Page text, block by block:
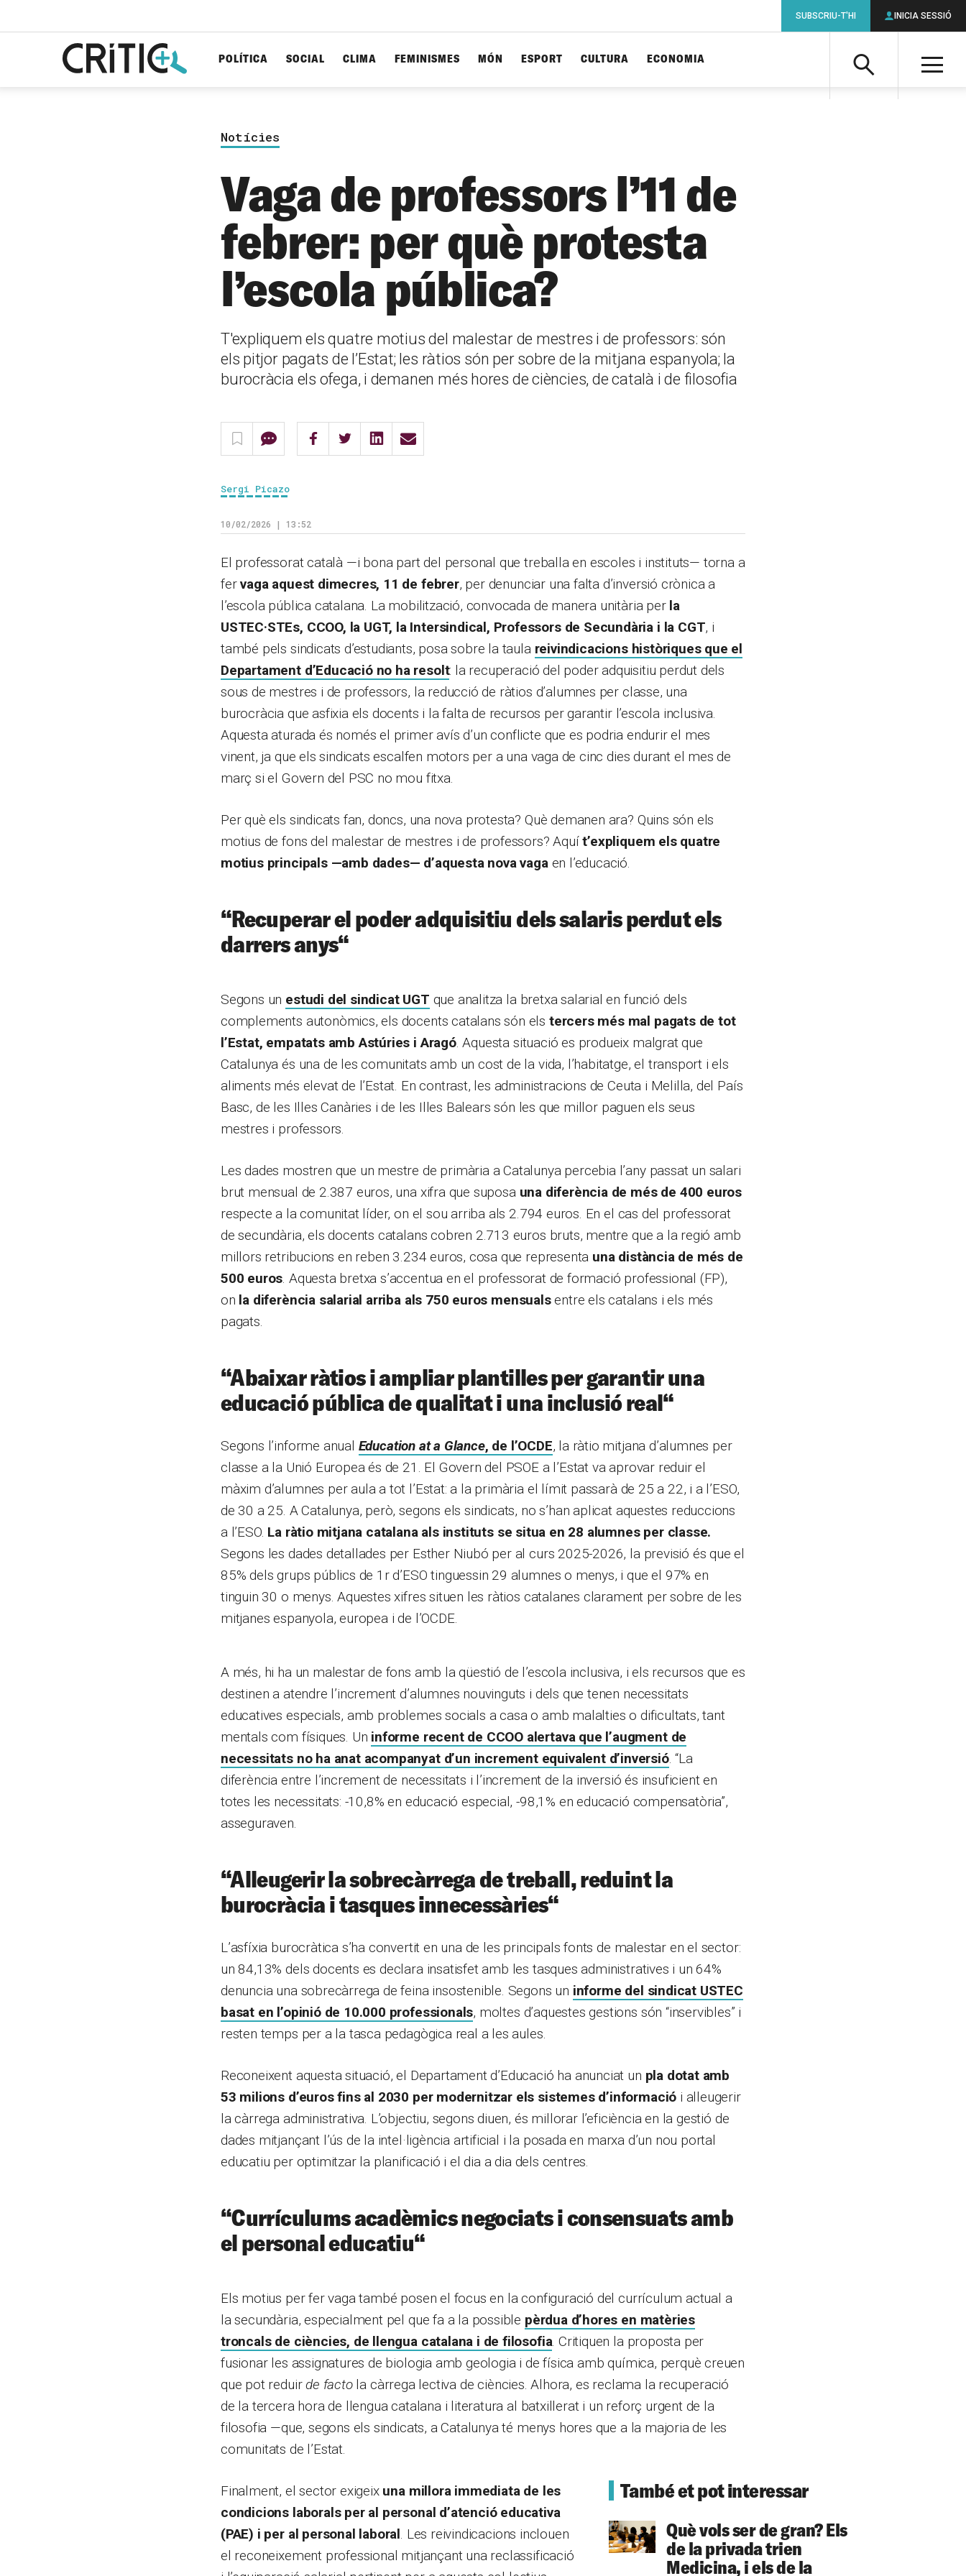
Cerca
POLÍTICA SOCIAL CLIMA FEMINISMES MÓN ESPORT CULTURA ECONOMIA
SUBSCRIU-T'HI INICIA SESSIÓ
Notícies
Vaga de professors l’11 de
febrer: per què protesta
l’escola pública?
T'expliquem els quatre motius del malestar de mestres i de professors: són
els pitjor pagats de l’Estat; les ràtios són per sobre de la mitjana espanyola; la
burocràcia els ofega, i demanen més hores de ciències, de català i de filosofia
Sergi Picazo
10/02/2026 | 13:52
El professorat català —i bona part del personal que treballa en escoles i instituts— torna a
fervaga aquest dimecres, 11 de febrer, per denunciar una falta d’inversió crònica a
l’escola pública catalana. La mobilització, convocada de manera unitària per la
USTEC·STEs, CCOO, la UGT, la Intersindical, Professors de Secundària i la CGT, i
també pels sindicats d’estudiants, posa sobre la taula reivindicacions històriques que el
Departament d’Educació no ha resolt: la recuperació del poder adquisitiu perdut dels
sous de mestres i de professors, la reducció de ràtios d’alumnes per classe, una
burocràcia que asfixia els docents i la falta de recursos per garantir l’escola inclusiva.
Aquesta aturada és només el primer avís d’un conflicte que es podria endurir el mes
vinent, ja que els sindicats escalfen motors per a una vaga de cinc dies durant el mes de
març si el Govern del PSC no mou fitxa.
Per què els sindicats fan, doncs, una nova protesta? Què demanen ara? Quins són els
motius de fons del malestar de mestres i de professors? Aquít’expliquem els quatre
motius principals —amb dades— d’aquesta nova vagaen l’educació.
“Recuperar el poder adquisitiu dels salaris perdut els
darrers anys“
Segons un estudi del sindicat UGT que analitza la bretxa salarial en funció dels
complements autonòmics, els docents catalans són els tercers més mal pagats de tot
l’Estat, empatats amb Astúries i Aragó. Aquesta situació es produeix malgrat que
Catalunya és una de les comunitats amb un cost de la vida, l’habitatge, el transport i els
aliments més elevat de l’Estat. En contrast, les administracions de Ceuta i Melilla, del País
Basc, de les Illes Canàries i de les Illes Balears són les que millor paguen els seus
mestres i professors.
Les dades mostren que un mestre de primària a Catalunya percebia l’any passat un salari
brut mensual de 2.387 euros, una xifra que suposa una diferència de més de 400 euros
respecte a la comunitat líder, on el sou arriba als 2.794 euros. En el cas del professorat
de secundària, els docents catalans cobren 2.713 euros bruts, mentre que a la regió amb
millors retribucions en reben 3.234 euros, cosa que representa una distància de més de
500 euros. Aquesta bretxa s’accentua en el professorat de formació professional (FP),
on la diferència salarial arriba als 750 euros mensualsentre els catalans i els més
pagats.
“Abaixar ràtios i ampliar plantilles per garantir una
educació pública de qualitat i una inclusió real“
Segons l’informe anual Education at a Glance, de l’OCDE, la ràtio mitjana d’alumnes per
classe a la Unió Europea és de 21. El Govern del PSOE a l’Estat va aprovar reduir el
màxim d’alumnes per aula a tot l’Estat: a la primària el límit passarà de 25 a 22, i a l’ESO,
de 30 a 25. A Catalunya, però, segons els sindicats, no s’han aplicat aquestes reduccions
a l’ESO. La ràtio mitjana catalana als instituts se situa en 28 alumnes per classe.
Segons les dades detallades per Esther Niubó per al curs 2025-2026, la previsió és que el
85% dels grups públics de 1r d’ESO tinguessin 29 alumnes o menys, i que el 97% en
tinguin 30 o menys. Aquestes xifres situen les ràtios catalanes clarament per sobre de les
mitjanes espanyola, europea i de l’OCDE.
A més, hi ha un malestar de fons amb la qüestió de l’escola inclusiva, i els recursos que es
destinen a atendre l’increment d’alumnes nouvinguts i dels que tenen necessitats
educatives especials, amb problemes socials a casa o amb malalties o dificultats, tant
mentals com físiques. Un informe recent de CCOO alertava que l’augment de
necessitats no ha anat acompanyat d’un increment equivalent d’inversió. “La
diferència entre l’increment de necessitats i l’increment de la inversió és insuficient en
totes les necessitats: -10,8% en educació especial, -98,1% en educació compensatòria”,
asseguraven.
“Alleugerir la sobrecàrrega de treball, reduint la
burocràcia i tasques innecessàries“
L’asfíxia burocràtica s’ha convertit en una de les principals fonts de malestar en el sector:
un 84,13% dels docents es declara insatisfet amb les tasques administratives i un 64%
denuncia una sobrecàrrega de feina insostenible. Segons un informe del sindicat USTEC
basat en l’opinió de 10.000 professionals, moltes d’aquestes gestions són “inservibles” i
resten temps per a la tasca pedagògica real a les aules.
Reconeixent aquesta situació, el Departament d’Educació ha anunciat un pla dotat amb
53 milions d’euros fins al 2030 per modernitzar els sistemes d’informació i alleugerir
la càrrega administrativa. L’objectiu, segons diuen, és millorar l’eficiència en la gestió de
dades mitjançant l’ús de la intel·ligència artificial i la posada en marxa d’un nou portal
educatiu per optimitzar la planificació i el dia a dia dels centres.
“Currículums acadèmics negociats i consensuats amb
el personal educatiu“
Els motius per fer vaga també posen el focus en la configuració del currículum actual a
la secundària, especialment pel que fa a la possible pèrdua d’hores en matèries
troncals de ciències, de llengua catalana i de filosofia. Critiquen la proposta per
fusionar les assignatures de biologia amb geologia i de física amb química, perquè creuen
que pot reduirde factola càrrega lectiva de ciències. Alhora, es reclama la recuperació
de la tercera hora de llengua catalana i literatura al batxillerat i un reforç urgent de la
filosofia —que, segons els sindicats, a Catalunya té menys hores que a la majoria de les
comunitats de l’Estat.
També et pot interessar
Què vols ser de gran? Els
de la privada trien
Medicina, i els de la
Finalment, el sector exigeixuna millora immediata de les
condicions laborals per al personal d’atenció educativa
(PAE) i per al personal laboral. Les reivindicacions inclouen
el reconeixement professional mitjançant una reclassificació